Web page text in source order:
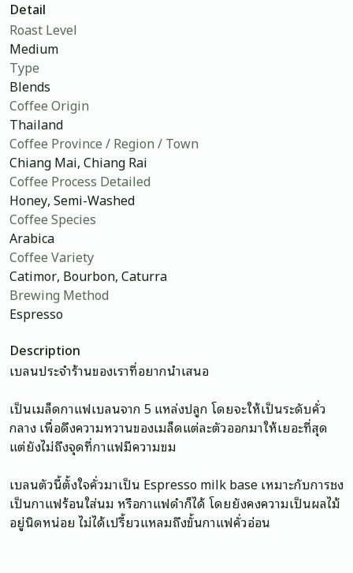
Detail
Roast Level
Medium
Type
Blends
Coffee Origin
Thailand
Coffee Province / Region / Town
Chiang Mai, Chiang Rai
Coffee Process Detailed
Honey, Semi-Washed
Coffee Species
Arabica
Coffee Variety
Catimor, Bourbon, Caturra
Brewing Method
Espresso
Description
เบลนประจำร้านของเราที่อยากนำเสนอ
เป็นเมล็ดกาแฟเบลนจาก 5 แหล่งปลูก โดยจะให้เป็นระดับคั่ว
กลาง เพื่อดึงความหวานของเมล็ดแต่ละตัวออกมาให้เยอะที่สุด
แต่ยังไม่ถึงจุดที่กาแฟมีความขม
เบลนตัวนี้ตั้งใจคั่วมาเป็น Espresso milk base เหมาะกับการชง
เป็นกาแฟร้อนใส่นม หรือกาแฟดำก็ได้ โดยยังคงความเป็นผลไม้
อยู่นิดหน่อย ไม่ได้เปรี้ยวแหลมถึงขั้นกาแฟคั่วอ่อน